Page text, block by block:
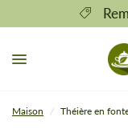
Maison / Théière en